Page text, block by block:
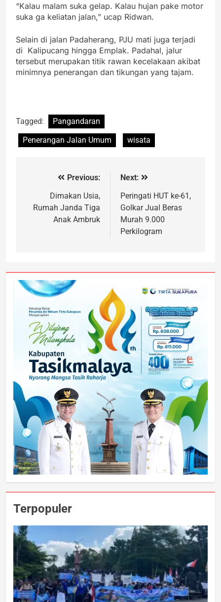
“Kalau malam suka gelap. Kalau hujan pake motor
suka ga keliatan jalan,” ucap Ridwan.
Selain di jalan Padaherang, PJU mati juga terjadi
di Kalipucang hingga Emplak. Padahal, jalur
tersebut merupakan titik rawan kecelakaan akibat
minimnya penerangan dan tikungan yang tajam.
Tagged:
Pangandaran
Penerangan Jalan Umum
wisata
Previous:
Dimakan Usia,
Rumah Janda Tiga
Anak Ambruk
Next:
Peringati HUT ke-61,
Golkar Jual Beras
Murah 9.000
Perkilogram
Terpopuler